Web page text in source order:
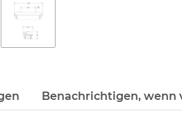
Benachrichtigen, wenn